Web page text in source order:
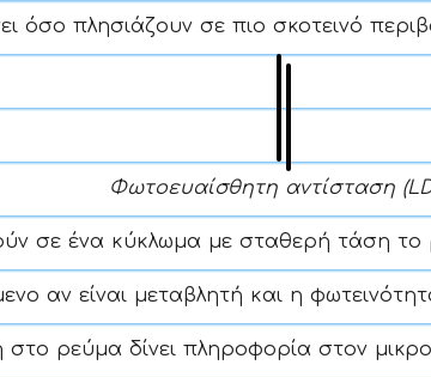
όσο πλησιάζουν σε πιο σκοτεινό
Φωτοευαίσθητη αντίσταση
σε ένα κύκλωμα με σταθερή τάση το
αν είναι μεταβλητή και η
ρεύμα δίνει πληροφορία στον